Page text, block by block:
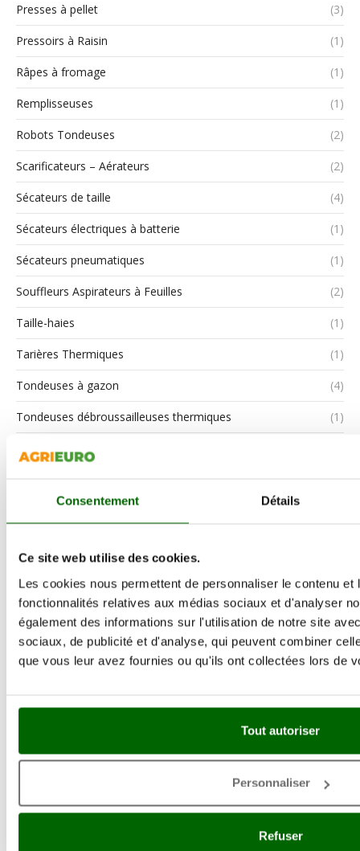
Consentement Détails
Ce site web utilise des cookies.
Les cookies nous permettent de personnaliser le contenu
fonctionnalités relatives aux médias sociaux et d'analyser
également des informations sur l'utilisation de notre site
sociaux, de publicité et d'analyse, qui peuvent combiner
que vous leur avez fournies ou qu'ils ont collectées lors de
Tout autoriser
Personnaliser
Refuser
Presses à pellet (3)
Pressoirs à Raisin (1)
Râpes à fromage (1)
Remplisseuses (1)
Robots Tondeuses (2)
Scarificateurs – Aérateurs (2)
Sécateurs de taille (4)
Sécateurs électriques à batterie (1)
Sécateurs pneumatiques (1)
Souffleurs Aspirateurs à Feuilles (2)
Taille-haies (1)
Tarières Thermiques (1)
Tondeuses à gazon (4)
Tondeuses débroussailleuses thermiques (1)
Tonte et entretien du jardin
Traitement de pulvérisation et désherbage
Vibroculteurs (1)
VISITEZ ET INSCRIVEZ-VOUS SUR NOS SITES DE